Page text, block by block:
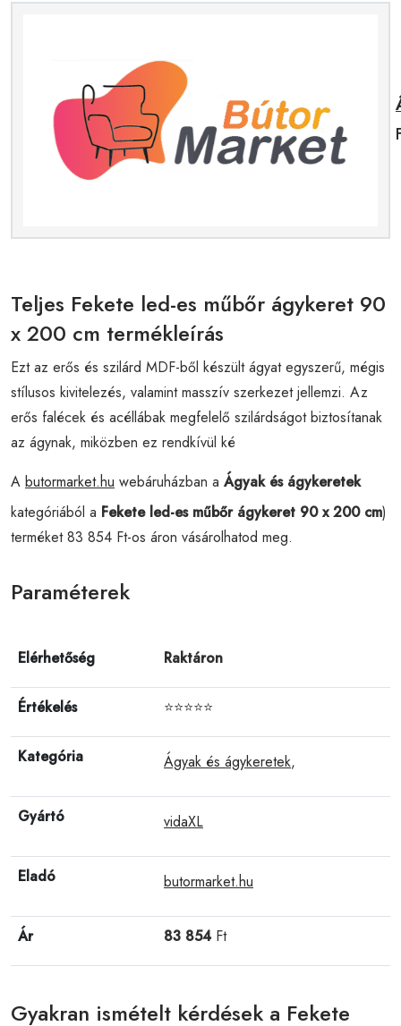
Teljes Fekete led-es műbőr ágykeret 90
x 200 cm termékleírás
Ezt az erős és szilárd MDF-ből készült ágyat egyszerű, mégis
stílusos kivitelezés, valamint masszív szerkezet jellemzi. Az
erős falécek és acéllábak megfelelő szilárdságot biztosítanak
az ágynak, miközben ez rendkívül ké
A butormarket.hu webáruházban a Ágyak és ágykeretek
kategóriából a Fekete led-es műbőr ágykeret 90 x 200 cm)
terméket 83 854 Ft-os áron vásárolhatod meg.
Paraméterek
Elérhetőség Raktáron
Értékelés ⭐⭐⭐⭐⭐
Kategória Ágyak és ágykeretek,
Gyártó vidaXL
Eladó butormarket.hu
Ár 83 854Ft
Gyakran ismételt kérdések a Fekete